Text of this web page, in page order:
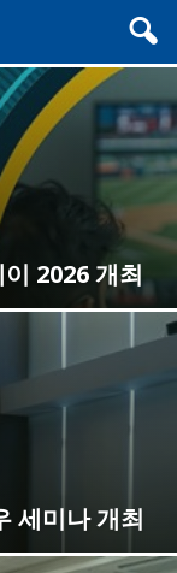
2026 개최
세미나 개최